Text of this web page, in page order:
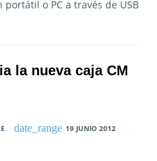
o PC a través de USB
la nueva caja CM
19 JUNIO 2012